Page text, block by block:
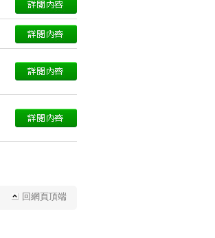
回網頁頂端